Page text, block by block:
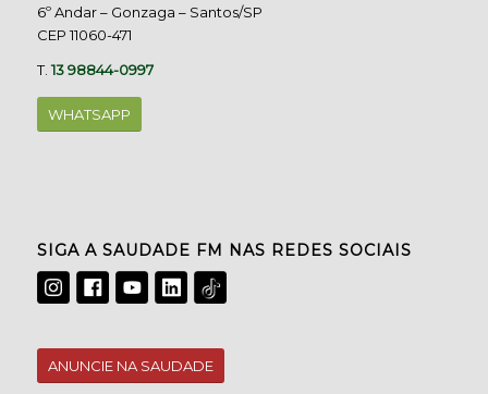
6º Andar – Gonzaga – Santos/SP
CEP 11060-471
T.13 98844-0997
WHATSAPP
SIGA A SAUDADE FM NAS REDES SOCIAIS
ANUNCIE NA SAUDADE